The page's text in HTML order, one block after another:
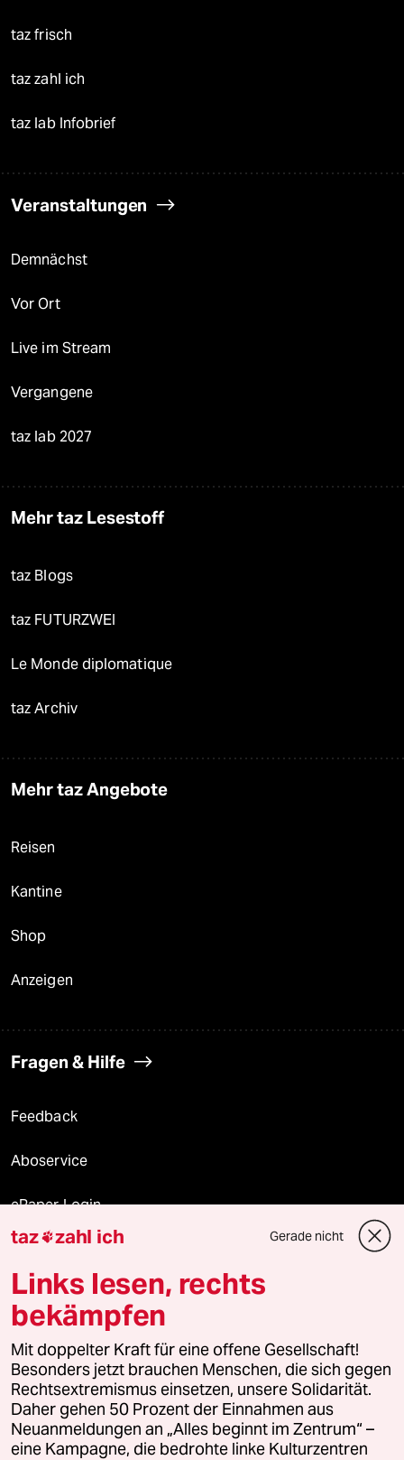
taz frisch
taz zahl ich
taz lab Infobrief
Veranstaltungen
Demnächst
Vor Ort
Live im Stream
Vergangene
taz lab 2027
Mehr taz Lesestoff
taz Blogs
taz FUTURZWEI
Le Monde diplomatique
taz Archiv
Mehr taz Angebote
Reisen
Kantine
Shop
Anzeigen
Fragen & Hilfe
Feedback
Aboservice
ePaper Login
Downloads für Abonnierende
© 2026 taz Verlags und Vertriebs GmbH
Alle Rechte vorbehalten. Bei rechtlichen Fragen oder für Genehmigungen
wenden Sie sich bitte an
lizenzen@taz.de
Feedback Redaktionsstatut Kommune-Richtlinien
taz zahl ich Gerade nicht
Links lesen, rechts
bekämpfen
Mit doppelter Kraft für eine offene Gesellschaft!
Besonders jetzt brauchen Menschen, die sich gegen
Rechtsextremismus einsetzen, unsere Solidarität.
Daher gehen 50 Prozent der Einnahmen aus
Neuanmeldungen an „Alles beginnt im Zentrum“ –
eine Kampagne, die bedrohte linke Kulturzentren